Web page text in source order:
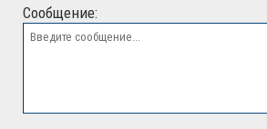
Сообщение: